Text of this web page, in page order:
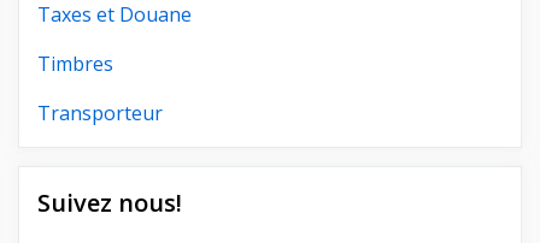
Taxes et Douane
Timbres
Transporteur
Suivez nous!